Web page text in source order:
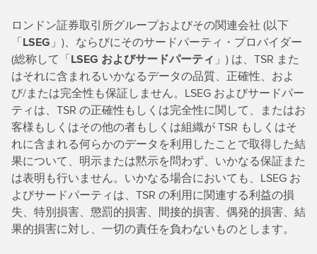
ロンドン証券取引所グループおよびその関連会社 (以下
「LSEG 」)、ならびにそのサードパーティ・プロバイダー
(総称して「LSEG およびサードパーティ 」) は、TSR また
はそれに含まれるいかなるデータの品質、正確性、およ
び/または完全性も保証しません。LSEG およびサードパー
ティは、TSR の正確性もしくは完全性に関して、またはお
客様もしくはその他の者もしくは組織が TSR もしくはそ
れに含まれる何らかのデータを利用したことで取得した結
果について、明示または黙示を問わず、いかなる保証また
は表明も行いません。いかなる場合においても、LSEG お
よびサードパーティは、TSR の利用に関連する利益の損
失、特別損害、懲罰的損害、間接的損害、偶発的損害、結
果的損害に対し、一切の責任を負わないものとします。